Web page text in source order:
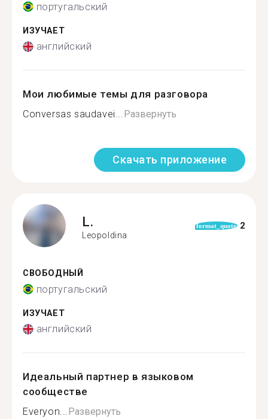
португальский
ИЗУЧАЕТ
английский
Мои любимые темы для разговора
Conversas saudavei...Развернуть
Скачать приложение
L.
Leopoldina
format_quote 2
СВОБОДНЫЙ
португальский
ИЗУЧАЕТ
английский
Идеальный партнер в языковом
сообществе
Everyon...Развернуть